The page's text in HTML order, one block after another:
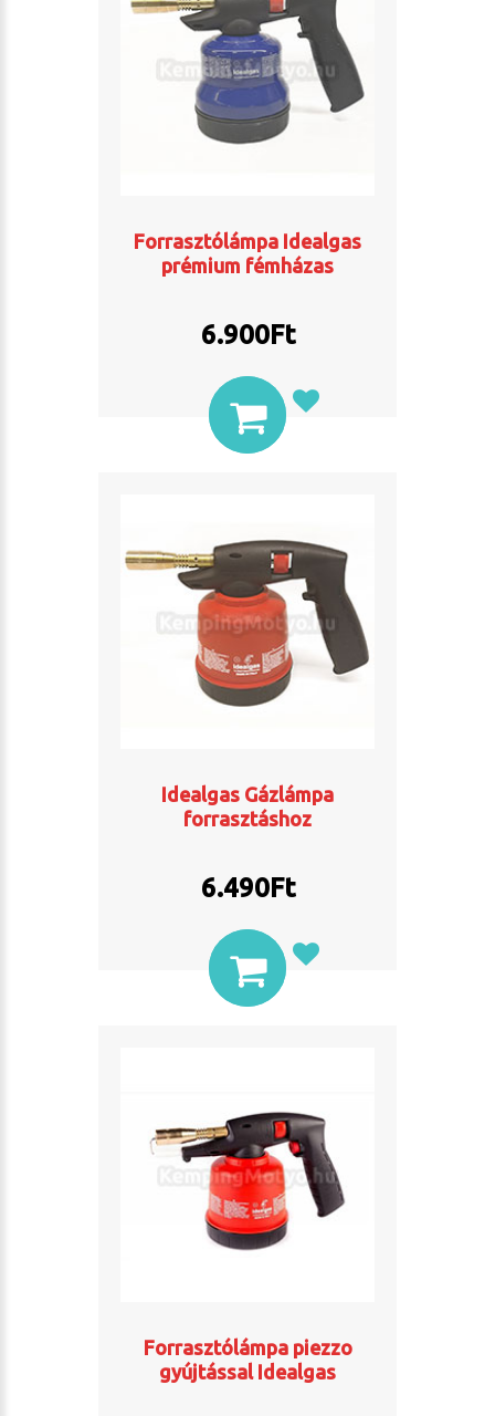
Forrasztólámpa Idealgas
prémium fémházas
6.900Ft
Idealgas Gázlámpa
forrasztáshoz
6.490Ft
Forrasztólámpa piezzo
gyújtással Idealgas